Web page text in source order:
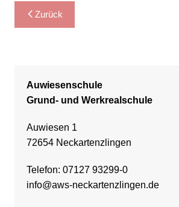
Beitragsnavigation
Zurück
Auwiesenschule
Grund- und Werkrealschule
Auwiesen 1
72654 Neckartenzlingen
Telefon: 07127 93299-0
info@aws-neckartenzlingen.de